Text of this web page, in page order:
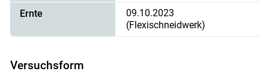
Ernte
09.10.2023
(Flexischneidwerk)
Versuchsform